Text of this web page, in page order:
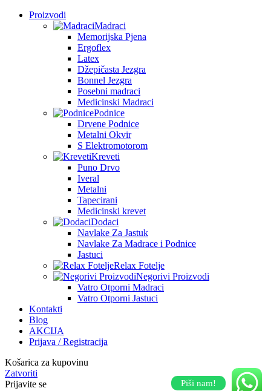
Proizvodi
Madraci
Memorijska Pjena
Ergoflex
Latex
Džepičasta Jezgra
Bonnel Jezgra
Posebni madraci
Medicinski Madraci
Podnice
Drvene Podnice
Metalni Okvir
S Elektromotorom
Kreveti
Puno Drvo
Iveral
Metalni
Tapecirani
Medicinski krevet
Dodaci
Navlake Za Jastuk
Navlake Za Madrace i Podnice
Jastuci
Relax Fotelje
Negorivi Proizvodi
Vatro Otporni Madraci
Vatro Otporni Jastuci
Kontakti
Blog
AKCIJA
Prijava / Registracija
Košarica za kupovinu
Zatvoriti
Prijavite se
Piši nam!